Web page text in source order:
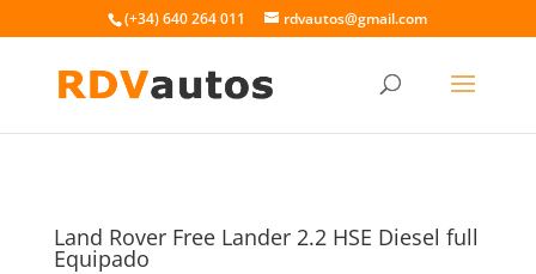
(+34) 640 264 011 rdvautos@gmail.com
Land Rover Free Lander 2.2 HSE Diesel full
Equipado